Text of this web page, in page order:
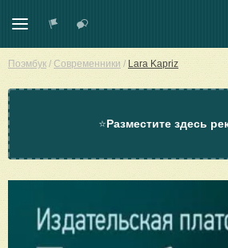
Поэмбук / Современники / Lara Kapriz
⭐Разместите здесь